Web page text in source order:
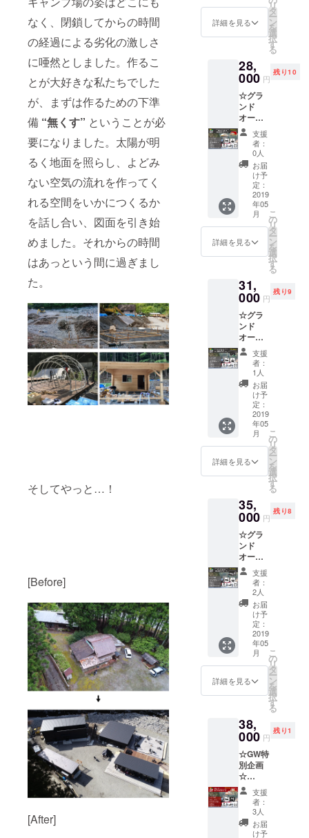
なく、閉鎖してからの時間
の経過による劣化の激しさ
に唖然としました。作るこ
とが大好きな私たちでした
が、まずは作るための下準
備 “無くす” ということが必
要になりました。太陽が明
るく地面を照らし、よどみ
ない空気の流れを作ってく
れる空間をいかにつくるか
を話し合い、図面を引き始
めました。それからの時間
はあっという間に過ぎまし
た。
そしてやっと…！
[Before]
[After]
円、お
二人追
は合計
26,000
円のご
支援を
お願い
いたし
ます。
追加し
忘れて
しまっ
た場合
は、現
地にて
ご精算
いただ
す。 ＊
2019年
2020年
3月31日
の期間
にご利
用いた
だけま
す。
（貸切
時、イ
ベント
開催時
を除
く） ＊
BBQ券
は昼夜
でもご
利用い
ます。
越しく
ださ
10%OF
Fクーポ
2019年
4月30日
のみの
ご利用
となり
ます。
＊ディ
ナーは
18:00〜
を予定
してお
りま
す。
17:30ま
でにお
越しく
ださ
組]
SEVER
Oスペ
シャル
ナーの
ペア券
を今回
だけの
特別価
格で。
・
SEVER
Oディ
ナー券
ドリン
ク×2 ・
次回宿
10%OF
Fクーポ
2019年
5月1日
のみの
ご利用
となり
ます。
＊ディ
ナーは
18:00〜
を予定
してお
りま
す。
17:30ま
でにお
越しく
ださ
詳細を見る
リ
タ
ー
ン
を
選
択
す
る
28,
000 円
残り10
☆グラ
ンド
オープ
ンを記
念☆
【常設
テント
宿泊＋
BBQペ
ア券】
[限定10
テント1
棟1泊の
宿泊
に、
ア券が
付いて
くる、
グラン
ドオー
プンを
記念し
た特別
なコー
スで
す。 ・
常設テ
ント1棟
1泊券
・BBQ
券×2
（飲み
料券×2
・朝食
×2 ・次
回宿泊
20%OF
Fクーポ
ン ・お
礼のお
手紙
※2019
年6月1
日〜
2020年
3月31日
の期間
にご利
用いた
時、イ
ベント
を除
く）
※BBQ
券は昼
夜どち
らでも
ご利用
いただ
支援
者：
0人
お届
け予
定：
2019
年05
月
詳細を見る
こ
の
リ
タ
ー
ン
を
選
択
す
る
31,
000 円
残り9
☆グラ
ンド
オープ
ンを記
念☆
【ロッ
ジ宿泊
＋BBQ
ペア
券】 [限
定10組]
ロッジ1
棟1泊の
宿泊
に、
BBQペ
付いて
くる、
グラン
ドオー
プンを
記念し
た特別
なコー
スで
す。 ・
ロッジ1
棟1泊券
・BBQ
券×2
（飲み
放題付
き） ・
×2 ・次
回宿泊
20%OF
Fクーポ
ン ・お
礼のお
手紙 ＊
合計4名
様まで
宿泊い
ただけ
支援
者：
1人
お届
け予
定：
2019
年05
月
詳細を見る
こ
の
リ
タ
ー
ン
を
選
択
す
る
35,
000 円
残り8
☆グラ
ンド
オープ
ンを記
念☆
【コ
テージ
宿泊＋
BBQペ
ア券】
[限定10
テージ1
棟1泊の
宿泊
に、
ア券が
付いて
くる、
グラン
ドオー
プンを
記念し
た特別
なコー
スで
す。 ・
支援
者：
2人
お届
け予
定：
2019
年05
月
詳細を見る
こ
の
リ
タ
ー
ン
を
選
択
す
る
38,
000 円
残り1
☆GW特
別企画
☆
【SEVE
ROスペ
シャル
ディ
ナーペ
支援
者：
3人
お届
け予